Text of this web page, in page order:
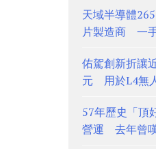
天域半導體
片製造商 一
佑駕創新折讓
元 用於L4無
57年歷史「頂
營運 去年曾